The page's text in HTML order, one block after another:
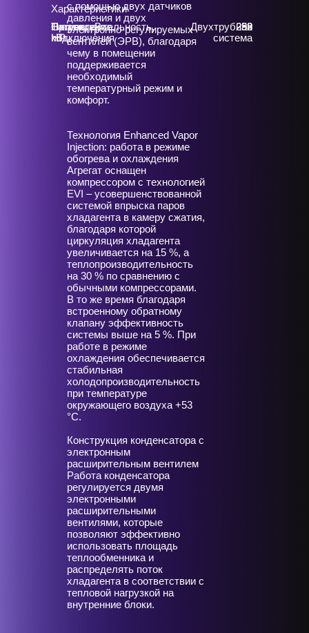
Двухтрубная
система
Тип
подключения
Характеристики
с помощью двух датчиков
давления и двух
электронно-регулируемых
вентилей (ЭРВ), благодаря
чему в помещении
поддерживается
необходимый
температурный режим и
комфорт.
Технология Enhanced Vapor
Injection: работа в режиме
обогрева и охлаждения
Агрегат оснащен
компрессором с технологией
EVI – усовершенствованной
системой впрыска паров
хладагента в камеру сжатия,
благодаря которой
циркуляция хладагента
увеличивается на 15 %, а
теплопроизводительность
на 30 % по сравнению с
обычными компрессорами.
В то же время благодаря
встроенному обратному
клапану эффективность
системы выше на 5 %. При
работе в режиме
охлаждения обеспечивается
стабильная
холодопроизводительность
при температуре
окружающего воздуха +53
°С.
Конструкция конденсатора с
электронным
расширительным вентилем
Работа конденсатора
регулируется двумя
электронными
расширительными
вентилями, которые
позволяют эффективно
использовать площадь
теплообменника и
распределять поток
хладагента в соответствии с
тепловой нагрузкой на
внутренние блоки.
Охлаждение,
кВт
259
Нагрев, кВт 288
Производительность,
HP
92